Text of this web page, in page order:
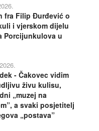
fra Filip Đurđević o
i vjerskom dijelu
Porcijunkulova u
- Čakovec vidim
živu kulisu,
„muzej na
a svaki posjetitelj
„postava”